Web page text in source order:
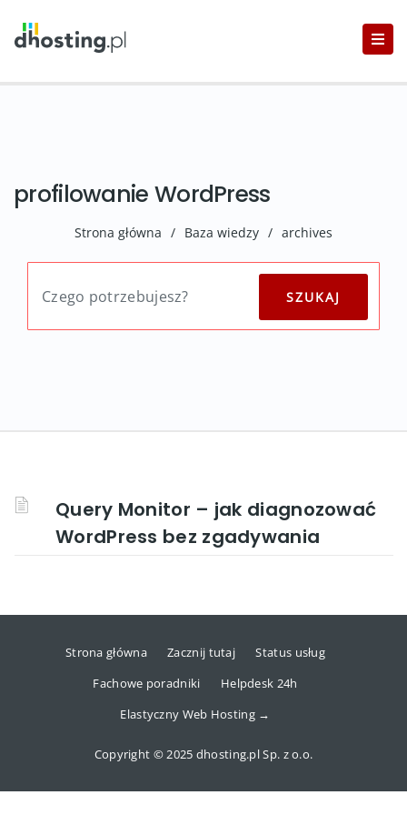
profilowanie WordPress
Strona główna / Baza wiedzy / archives
Query Monitor – jak diagnozować
WordPress bez zgadywania
Strona główna Zacznij tutaj
Status usług
Fachowe poradniki
Helpdesk 24h
Elastyczny Web Hosting →
Copyright © 2025 dhosting.pl Sp. z o.o.